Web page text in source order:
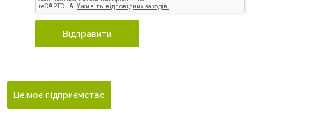
Відправити
Це моє підприємство